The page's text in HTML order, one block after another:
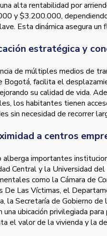
alta rentabilidad por
y $3.200.000,
Esta dinámica asegura
estratégica y
de múltiples medios de
Bogotá, facilita el
su calidad de vida.
los habitantes tienen
sin necesidad de recorrer
a centros
alberga importantes
Central y la Universidad
como la Cámara de
De Las Víctimas, el
la Secretaría de Gobierno
una ubicación privilegiada
el valor de la vivienda y la